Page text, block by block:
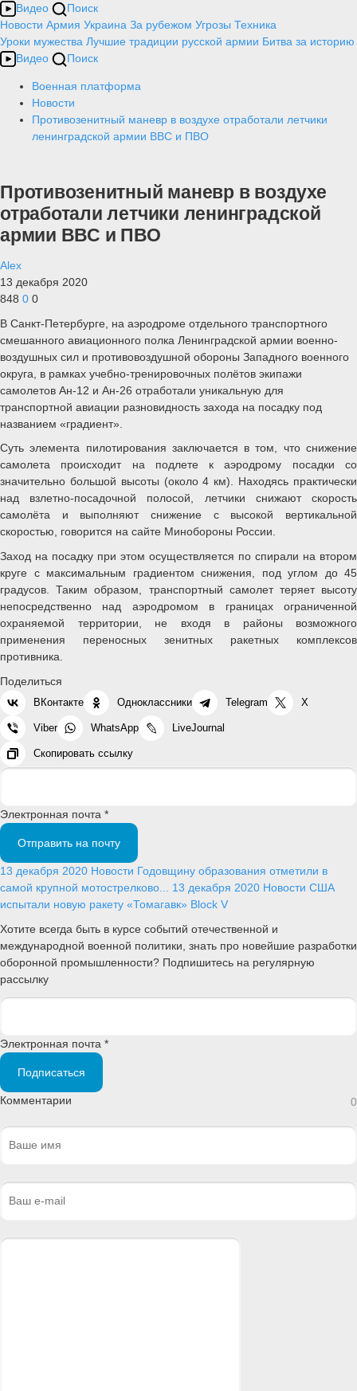
Видео
Поиск
Новости Армия Украина За рубежом Угрозы Техника
Уроки мужества Лучшие традиции русской армии Битва за историю
Видео
Поиск
Военная платформа
Новости
Противозенитный маневр в воздухе отработали летчики
ленинградской армии ВВС и ПВО
Противозенитный маневр в воздухе
отработали летчики ленинградской
армии ВВС и ПВО
Alex
13 декабря 2020
848 0 0
В Санкт-Петербурге, на аэродроме отдельного транспортного
смешанного авиационного полка Ленинградской армии военно-
воздушных сил и противовоздушной обороны Западного военного
округа, в рамках учебно-тренировочных полётов экипажи
самолетов Ан-12 и Ан-26 отработали уникальную для
транспортной авиации разновидность захода на посадку под
названием «градиент».
Суть элемента пилотирования заключается в том, что снижение
самолета происходит на подлете к аэродрому посадки со
значительно большой высоты (около 4 км). Находясь практически
над взлетно-посадочной полосой, летчики снижают скорость
самолёта и выполняют снижение с высокой вертикальной
скоростью, говорится на сайте Минобороны России.
Заход на посадку при этом осуществляется по спирали на втором
круге с максимальным градиентом снижения, под углом до 45
градусов. Таким образом, транспортный самолет теряет высоту
непосредственно над аэродромом в границах ограниченной
охраняемой территории, не входя в районы возможного
применения переносных зенитных ракетных комплексов
противника.
Поделиться
ВКонтакте Одноклассники Telegram X
Viber WhatsApp LiveJournal
Скопировать ссылку
Электронная почта *
Отправить на почту
13 декабря 2020 Новости Годовщину образования отметили в
самой крупной мотострелково... 13 декабря 2020 Новости США
испытали новую ракету «Томагавк» Block V
Хотите всегда быть в курсе событий отечественной и
международной военной политики, знать про новейшие разработки
оборонной промышленности? Подпишитесь на регулярную
рассылку
Электронная почта *
Подписаться
Комментарии 0